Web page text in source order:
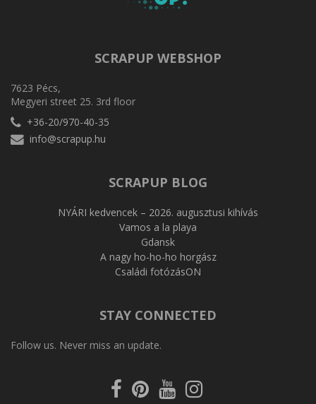
SCRAPUP WEBSHOP
7623 Pécs,
Megyeri street 25. 3rd floor
+36-20/970-40-35
info@scrapup.hu
SCRAPUP BLOG
NYÁRI kedvencek – 2026. augusztusi kihívás
Vamos a la playa
Gdansk
A nagy ho-ho-ho horgász
Családi fotózásON
STAY CONNECTED
Follow us. Never miss an update.
FacebookPinterestYoutubeInstagram